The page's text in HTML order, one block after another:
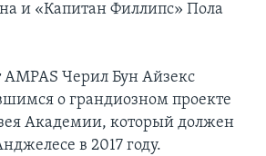
и «Капитан Филлипс» Пола
Черил Бун Айзекс
о грандиозном проекте
Академии, который должен
в 2017 году.